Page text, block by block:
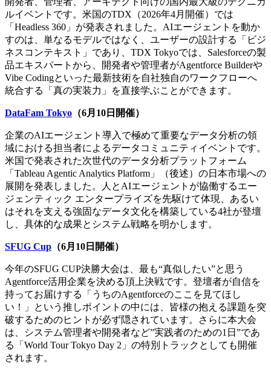
ルイベントです。米国のTDX（2026年4月開催）では
「Headless 360」が発表されました。AIエージェントを動か
すのは、単なるモデルではなく、ユーザーの設計する「ビジ
ネスコンテキスト」であり、TDX Tokyoでは、Salesforceの製
品エキスパートから、開発者や管理者がAgentforce Builderや
Vibe Codingといった最新技術を自社独自のワークフローへ
統合する「真の実装力」を直接学ぶことができます。
DataFam Tokyo （6月10日開催）
企業のAIエージェント導入で極めて重要なデータ分析の領
域における担当者によるデータコミュニティイベントです。
米国で発表された次世代のデータ分析プラットフォーム
「Tableau Agentic Analytics Platform」（後述）の日本市場への
展開を発表しました。人とAIエージェントが協働するエー
ジェンティック エンタープライズを先駆けて体現、あるい
はそれを支える強固なデータ文化を構築している4社が登壇
し、具体的な成果とシステム戦略を明かします。
SFUG Cup （6月10日開催）
今年のSFUG CUP決勝大会は、最も“真似したい”と思う
Agentforce活用企業を決める頂上決戦です。登壇者が自信を
持ってお届けする「うちのAgentforceのここを見てほし
い！」という推しポイントの中には、皆様の抱える課題を突
破するためのヒントが必ず隠されています。さらに本大会
は、システム管理者や開発者など”実践者のための1日”であ
る「World Tour Tokyo Day 2」の特別トラックとしても開催
されます。